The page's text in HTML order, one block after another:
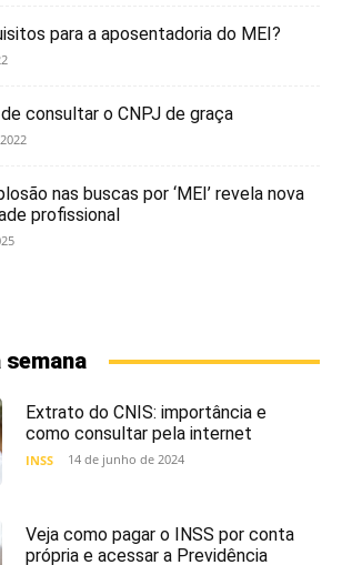
para a aposentadoria do MEI?
consultar o CNPJ de graça
nas buscas por ‘MEI’ revela nova
profissional
Extrato do CNIS: importância e
como consultar pela internet
INSS 14 de junho de 2024
Veja como pagar o INSS por conta
própria e acessar a Previdência